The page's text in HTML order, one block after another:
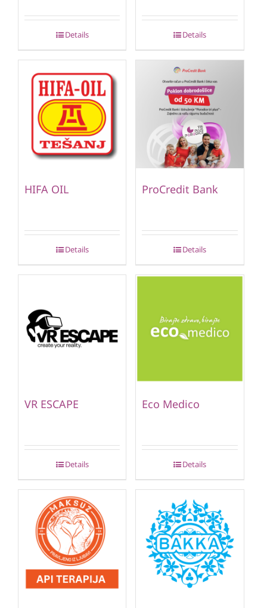
Details Details
HIFA OIL
Details
ProCredit Bank
Details
VR ESCAPE
Details
Eco Medico
Details